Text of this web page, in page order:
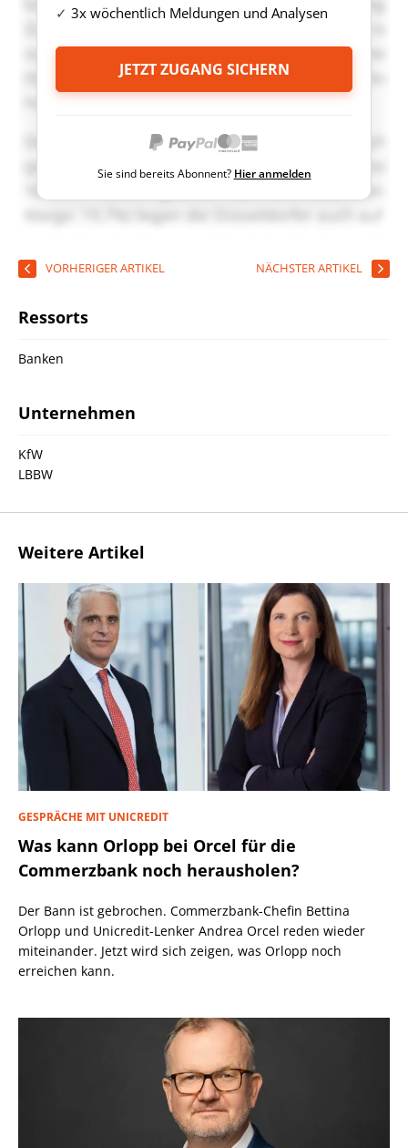
3x wöchentlich Meldungen und Analysen
JETZT ZUGANG SICHERN
Sie sind bereits Abonnent? Hier anmelden
VORHERIGER ARTIKEL NÄCHSTER ARTIKEL
Ressorts
Banken
Unternehmen
KfW
LBBW
Weitere Artikel
GESPRÄCHE MIT UNICREDIT
Was kann Orlopp bei Orcel für die
Commerzbank noch herausholen?
Der Bann ist gebrochen. Commerzbank-Chefin Bettina
Orlopp und Unicredit-Lenker Andrea Orcel reden wieder
miteinander. Jetzt wird sich zeigen, was Orlopp noch
erreichen kann.